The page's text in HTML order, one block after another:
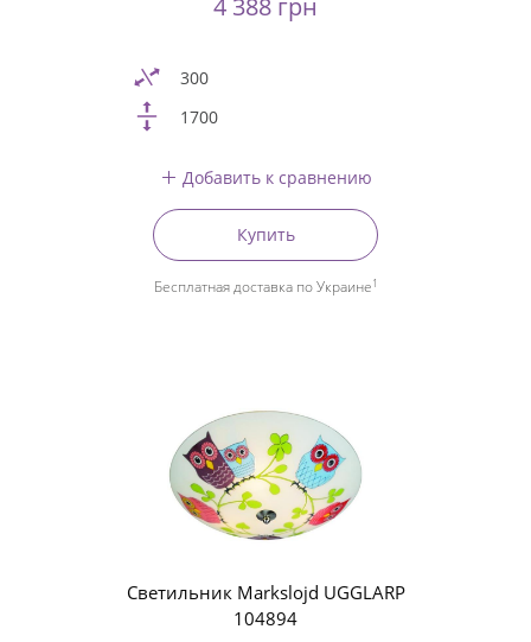
4 388 грн
300
1700
Добавить к сравнению
Купить
Бесплатная доставка по Украине1
Светильник Markslojd UGGLARP
104894